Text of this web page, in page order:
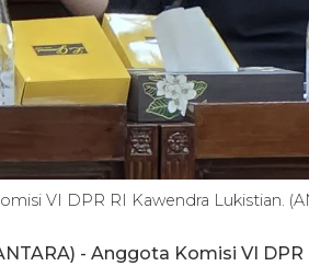
VI DPR RI Kawendra Lukistian.
- Anggota Komisi VI